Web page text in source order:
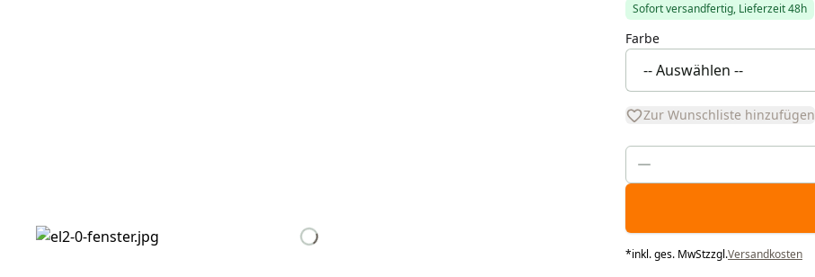
Sofort versandfertig, Lieferzeit 48h
Farbe
Zur Wunschliste hinzufügen
*inkl. ges. MwStzzgl.Versandkosten